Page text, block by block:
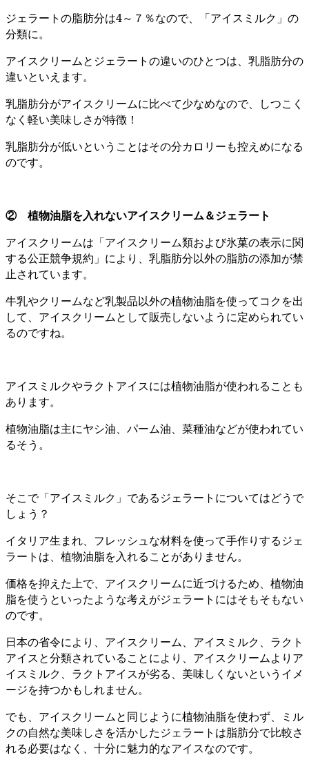
ジェラートの脂肪分は4～７％なので、「アイスミルク」の
分類に。
アイスクリームとジェラートの違いのひとつは、乳脂肪分の
違いといえます。
乳脂肪分がアイスクリームに比べて少なめなので、しつこく
なく軽い美味しさが特徴！
乳脂肪分が低いということはその分カロリーも控えめになる
のです。
② 植物油脂を入れないアイスクリーム＆ジェラート
アイスクリームは「アイスクリーム類および氷菓の表示に関
する公正競争規約」により、乳脂肪分以外の脂肪の添加が禁
止されています。
牛乳やクリームなど乳製品以外の植物油脂を使ってコクを出
して、アイスクリームとして販売しないように定められてい
るのですね。
アイスミルクやラクトアイスには植物油脂が使われることも
あります。
植物油脂は主にヤシ油、パーム油、菜種油などが使われてい
るそう。
そこで「アイスミルク」であるジェラートについてはどうで
しょう？
イタリア生まれ、フレッシュな材料を使って手作りするジェ
ラートは、植物油脂を入れることがありません。
価格を抑えた上で、アイスクリームに近づけるため、植物油
脂を使うといったような考えがジェラートにはそもそもない
のです。
日本の省令により、アイスクリーム、アイスミルク、ラクト
アイスと分類されていることにより、アイスクリームよりア
イスミルク、ラクトアイスが劣る、美味しくないというイメ
ージを持つかもしれません。
でも、アイスクリームと同じように植物油脂を使わず、ミル
クの自然な美味しさを活かしたジェラートは脂肪分で比較さ
れる必要はなく、十分に魅力的なアイスなのです。